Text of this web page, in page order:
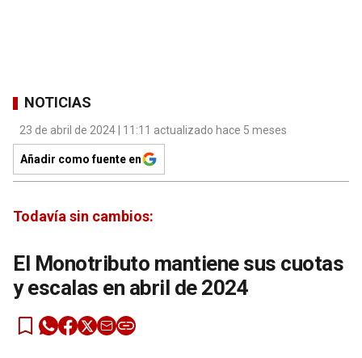
NOTICIAS
23 de abril de 2024 | 11:11 actualizado hace 5 meses
Añadir como fuente en
Todavía sin cambios:
El Monotributo mantiene sus cuotas
y escalas en abril de 2024